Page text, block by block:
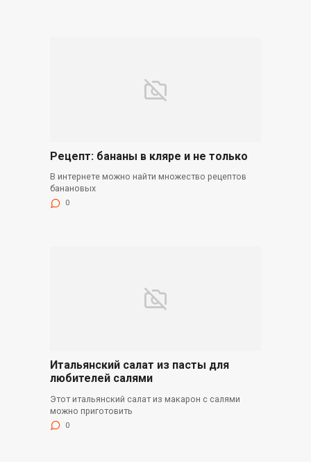
Рецепт: бананы в кляре и не только
В интернете можно найти множество рецептов
банановых
0
Итальянский салат из пасты для
любителей салями
Этот итальянский салат из макарон с салями
можно приготовить
0